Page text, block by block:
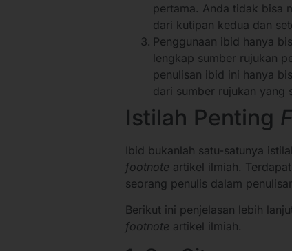
pertama. Anda tidak bisa
dari kutipan kedua dan
Penggunaan ibid hanya
lengkap sumber rujukan
penulisan ibid ini hanya
dari sumber rujukan yang
Istilah Penting
Ibid bukanlah satu-satunya
footnote artikel ilmiah.
seorang penulis dalam
Berikut ini penjelasan lebih
footnote artikel ilmiah.